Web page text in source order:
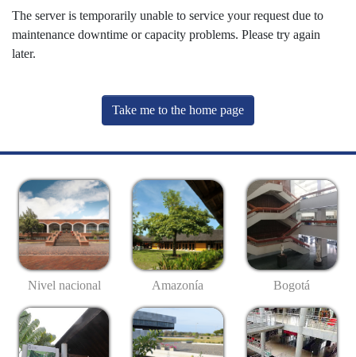
The server is temporarily unable to service your request due to
maintenance downtime or capacity problems. Please try again
later.
Take me to the home page
Nivel nacional Amazonía Bogotá